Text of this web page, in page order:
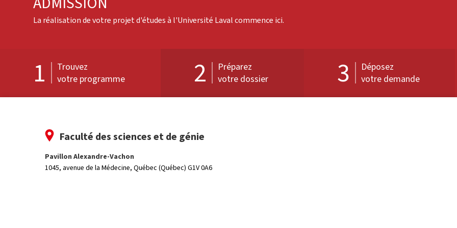
La réalisation de votre projet d'études à l'Université Laval commence ici.
1
Trouvez
votre programme
2
Préparez
votre dossier
3
Déposez
votre demande
Faculté des sciences et de génie
Pavillon Alexandre-Vachon
1045, avenue de la Médecine, Québec (Québec) G1V 0A6